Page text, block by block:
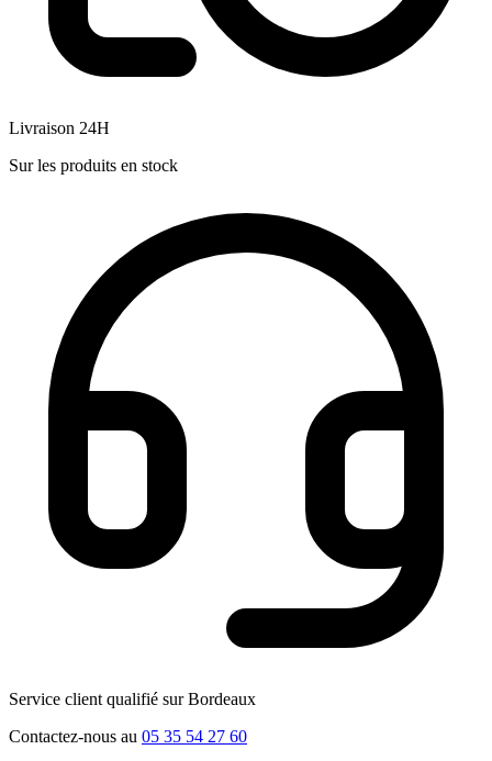
Livraison 24H
Sur les produits en stock
Service client qualifié sur Bordeaux
Contactez-nous au 05 35 54 27 60